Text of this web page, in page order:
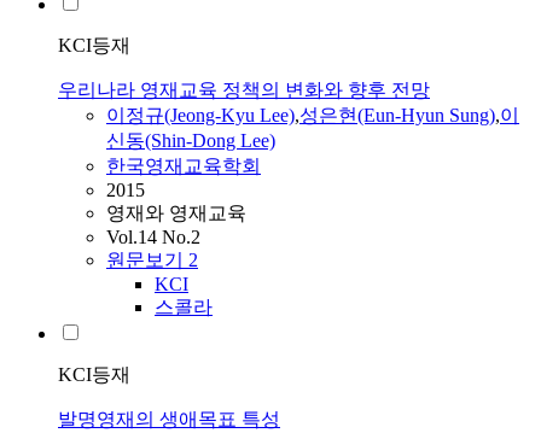
KCI등재
우리나라 영재교육 정책의 변화와 향후 전망
이정규(Jeong-Kyu Lee),성은현(Eun-Hyun Sung),이
신동(Shin-Dong Lee)
한국영재교육학회
2015
영재와 영재교육
Vol.14 No.2
원문보기 2
KCI
스콜라
KCI등재
발명영재의 생애목표 특성